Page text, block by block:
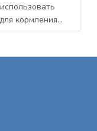
кормления